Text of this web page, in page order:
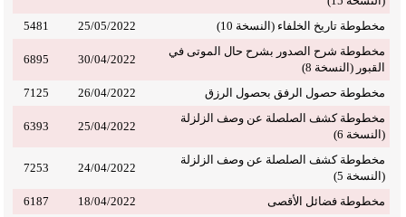
مخطوطة تاريخ الخلفاء (النسخة 10) 25/05/2022
5481
مخطوطة شرح الصدور بشرح حال الموتى في
القبور (النسخة 8)
30/04/2022
6895
مخطوطة حصول الرفق بحصول الرزق 26/04/2022
7125
مخطوطة كشف الصلصلة عن وصف الزلزلة
(النسخة 6)
25/04/2022
6393
مخطوطة كشف الصلصلة عن وصف الزلزلة
(النسخة 5)
24/04/2022
7253
مخطوطة فضائل الأقصى 18/04/2022
6187